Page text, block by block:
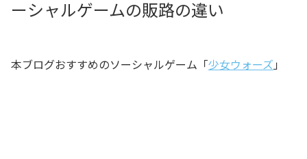
ーシャルゲームの販路の違い
本ブログおすすめのソーシャルゲーム「少女ウォーズ 」